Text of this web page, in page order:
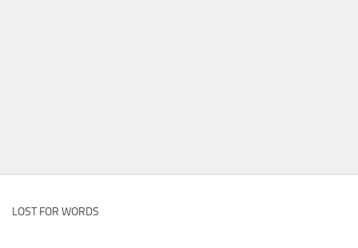
LOST FOR WORDS